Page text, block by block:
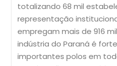
totalizando 68 mil
representação
empregam mais de 916
indústria do Paraná é
importantes polos em